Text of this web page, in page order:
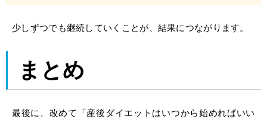
少しずつでも継続していくことが、結果につながります。
まとめ
最後に、改めて「産後ダイエットはいつから始めればいい